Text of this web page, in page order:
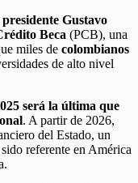
Gustavo
Beca (PCB), una
miles de colombianos
de alto nivel
será la última que
. A partir de 2026,
del Estado, un
referente en América